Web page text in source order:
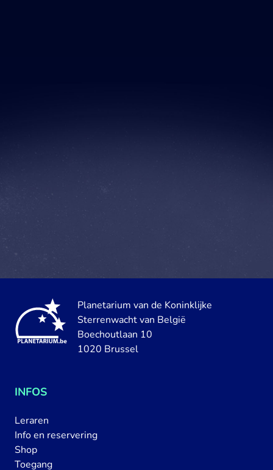
Planetarium van de Koninklijke
Sterrenwacht van België
Boechoutlaan 10
1020 Brussel
INFOS
Leraren
Info en reservering
Shop
Toegang